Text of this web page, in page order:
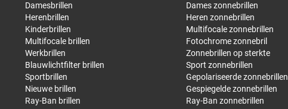
Damesbrillen
Herenbrillen
Kinderbrillen
Multifocale brillen
Werkbrillen
Blauwlichtfilter brillen
Sportbrillen
Nieuwe brillen
Ray-Ban brillen
Dames zonnebrillen
Heren zonnebrillen
Multifocale zonnebrillen
Fotochrome zonnebril
Zonnebrillen op sterkte
Sport zonnebrillen
Gepolariseerde zonnebrillen
Gespiegelde zonnebrillen
Ray-Ban zonnebrillen